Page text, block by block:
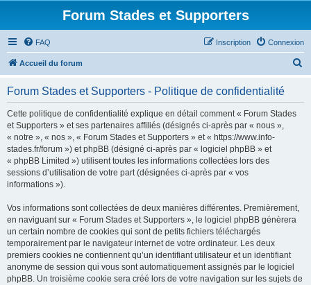
Forum Stades et Supporters
FAQ Connexion
Inscription
Accueil du forum
Forum Stades et Supporters - Politique de confidentialité
Cette politique de confidentialité explique en détail comment « Forum Stades
et Supporters » et ses partenaires affiliés (désignés ci-après par « nous »,
« notre », « nos », « Forum Stades et Supporters » et « https://www.info-
stades.fr/forum ») et phpBB (désigné ci-après par « logiciel phpBB » et
« phpBB Limited ») utilisent toutes les informations collectées lors des
sessions d’utilisation de votre part (désignées ci-après par « vos
informations »).
Vos informations sont collectées de deux manières différentes. Premièrement,
en naviguant sur « Forum Stades et Supporters », le logiciel phpBB génèrera
un certain nombre de cookies qui sont de petits fichiers téléchargés
temporairement par le navigateur internet de votre ordinateur. Les deux
premiers cookies ne contiennent qu’un identifiant utilisateur et un identifiant
anonyme de session qui vous sont automatiquement assignés par le logiciel
phpBB. Un troisième cookie sera créé lors de votre navigation sur les sujets de